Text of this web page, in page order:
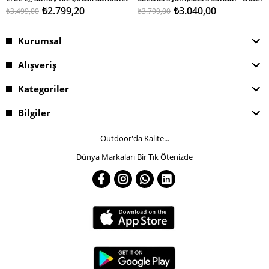
₺2.799,20
₺3.499,00 ₺3.040,00
₺3.799,00
Kurumsal
Alışveriş
Kategoriler
Bilgiler
Outdoor'da Kalite...
Dünya Markaları Bir Tık Ötenizde